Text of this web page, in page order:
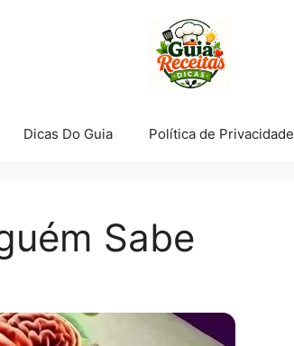
Dicas Do Guia Política de Privacidade
Sabe